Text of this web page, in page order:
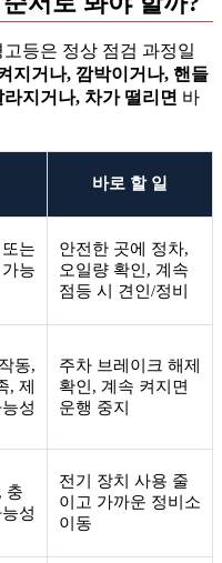
등은 정상 점검 과정일
지거나, 깜박이거나, 핸들
지거나, 차가 떨리면 바
바로 할 일
는
능
안전한 곳에 정차,
오일량 확인, 계속
점등 시 견인/정비
동,
, 제
성
주차 브레이크 해제
확인, 계속 켜지면
운행 중지
충
성
전기 장치 사용 줄
이고 가까운 정비소
이동